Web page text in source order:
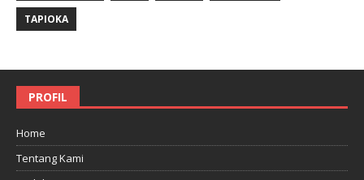
TAPIOKA
PROFIL
Home
Tentang Kami